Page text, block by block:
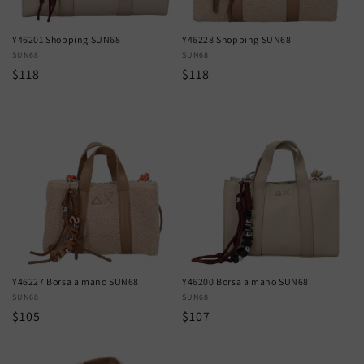
Y46201 Shopping SUN68
Vendor:
SUN68
Regular
$118
Y46228 Shopping SUN68
Vendor:
SUN68
Regular
$118
Y46227 Borsa a mano SUN68
Vendor:
SUN68
Regular
$105
Y46200 Borsa a mano SUN68
Vendor:
SUN68
Regular
$107